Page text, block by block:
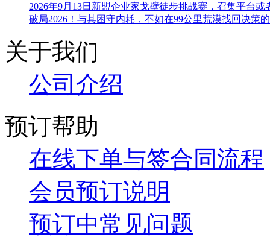
2026年9月13日新盟企业家戈壁徒步挑战赛，召集平台或
破局2026！与其困守内耗，不如在99公里荒漠找回决策
关于我们
公司介绍
预订帮助
在线下单与签合同流程
会员预订说明
预订中常见问题